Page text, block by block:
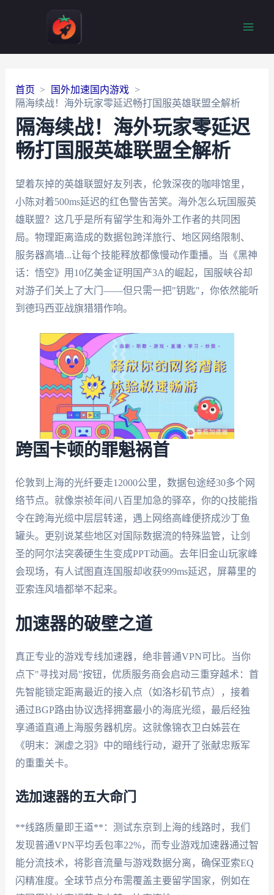
首页
国外加速国内游戏
隔海续战！海外玩家零延迟畅打国服英雄联盟全解析
隔海续战！海外玩家零延迟
畅打国服英雄联盟全解析
望着灰掉的英雄联盟好友列表，伦敦深夜的咖啡馆里，
小陈对着500ms延迟的红色警告苦笑。海外怎么玩国服英
雄联盟？这几乎是所有留学生和海外工作者的共同困
局。物理距离造成的数据包跨洋旅行、地区网络限制、
服务器高墙...让每个技能释放都像慢动作重播。当《黑神
话：悟空》用10亿美金证明国产3A的崛起，国服峡谷却
对游子们关上了大门——但只需一把"钥匙"，你依然能听
到德玛西亚战旗猎猎作响。
跨国卡顿的罪魁祸首
伦敦到上海的光纤要走12000公里，数据包途经30多个网
络节点。就像崇祯年间八百里加急的驿卒，你的Q技能指
令在跨海光缆中层层转递，遇上网络高峰便挤成沙丁鱼
罐头。更别说某些地区对国际数据流的特殊监管，让剑
圣的阿尔法突袭硬生生变成PPT动画。去年旧金山玩家峰
会现场，有人试图直连国服却收获999ms延迟，屏幕里的
亚索连风墙都举不起来。
加速器的破壁之道
真正专业的游戏专线加速器，绝非普通VPN可比。当你
点下"寻找对局"按钮，优质服务商会启动三重穿越术：首
先智能锁定距离最近的接入点（如洛杉矶节点），接着
通过BGP路由协议选择拥塞最小的海底光缆，最后经独
享通道直通上海服务器机房。这就像锦衣卫白姊芸在
《明末：渊虚之羽》中的暗线行动，避开了张献忠叛军
的重重关卡。
选加速器的五大命门
**线路质量即王道**：测试东京到上海的线路时，我们
发现普通VPN平均丢包率22%，而专业游戏加速器通过智
能分流技术，将影音流量与游戏数据分离，确保亚索EQ
闪精准度。全球节点分布需覆盖主要留学国家，例如在